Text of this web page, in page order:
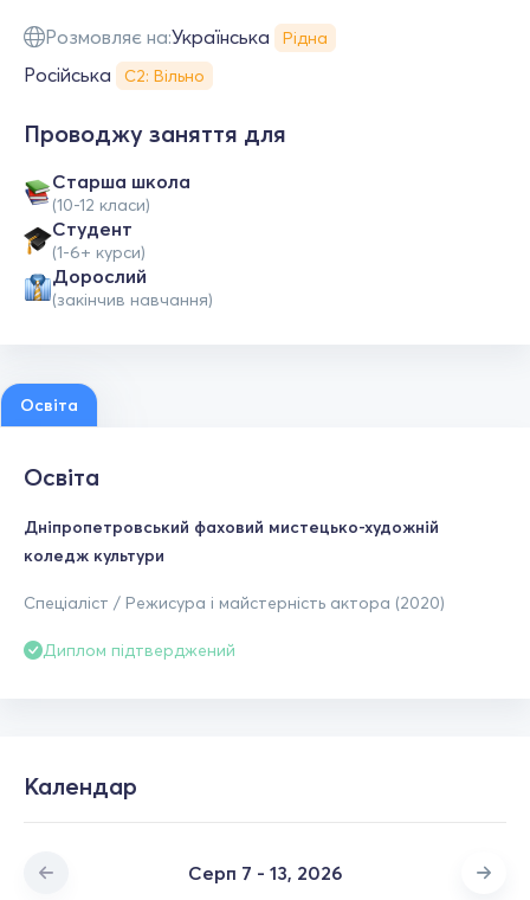
Розмовляє на:Українська Рідна
Російська С2: Вільно
Проводжу заняття для
Старша школа
(10-12 класи)
Студент
(1-6+ курси)
Дорослий
(закінчив навчання)
Освіта
Освіта
Дніпропетровський фаховий мистецько-художній
коледж культури
Спеціаліст / Режисура і майстерність актора (2020)
Диплом підтверджений
Календар
Серп 7 - 13, 2026